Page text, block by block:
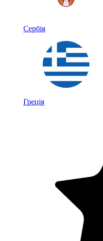
Сербія
Греція